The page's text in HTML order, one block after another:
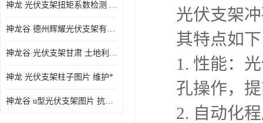
神龙 光伏支架扭矩系数检测 适应性强
神龙谷 德州辉耀光伏支架有限公司 材质多样
神龙谷 光伏支架甘肃 土地利用率高
神龙 光伏支架柱子图片 维护*
神龙谷 u型光伏支架图片 抗紫外线
光伏支架
其特点如
1. 性能：
孔操作，
2. 自动化